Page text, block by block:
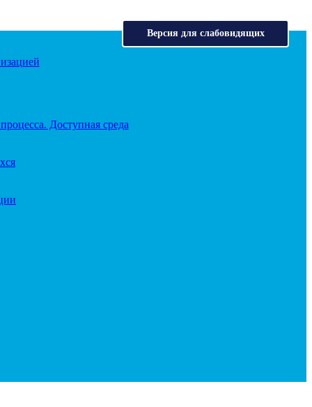
Версия для слабовидящих
Доступная среда